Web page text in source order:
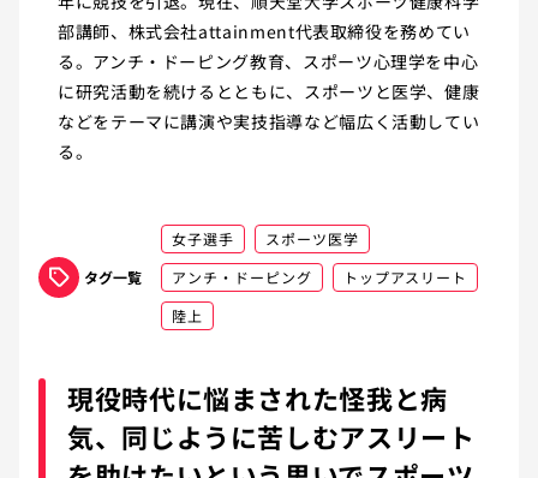
部講師、株式会社attainment代表取締役を務めてい
る。アンチ・ドーピング教育、スポーツ心理学を中心
に研究活動を続けるとともに、スポーツと医学、健康
などをテーマに講演や実技指導など幅広く活動してい
る。
タグ一覧
女子選手
スポーツ医学
アンチ・ドーピング
トップアスリート
陸上
現役時代に悩まされた怪我と病
気、同じように苦しむアスリート